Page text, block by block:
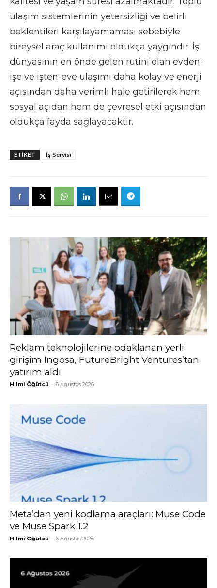
ulaşım sistemlerinin yetersizliği ve belirli
beklentileri karşılayamaması sebebiyle
bireysel araç kullanımı oldukça yaygındır. İş
dünyasının en önde gelen rutini olan evden-
işe ve işten-eve ulaşımı daha kolay ve enerji
açısından daha verimli hale getirilerek hem
sosyal açıdan hem de çevresel etki açısından
oldukça fayda sağlayacaktır.
ETIKET İş Servisi
Reklam teknolojilerine odaklanan yerli
girişim Ingosa, FutureBright Ventures’tan
yatırım aldı
Hilmi Öğütcü - 6 Ağustos 2026
Meta’dan yeni kodlama araçları: Muse Code
ve Muse Spark 1.2
Hilmi Öğütcü - 6 Ağustos 2026